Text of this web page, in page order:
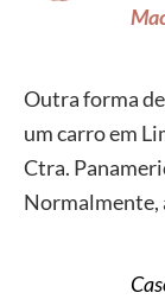
Outra forma
um carro em
Ctra.
Normalmente,